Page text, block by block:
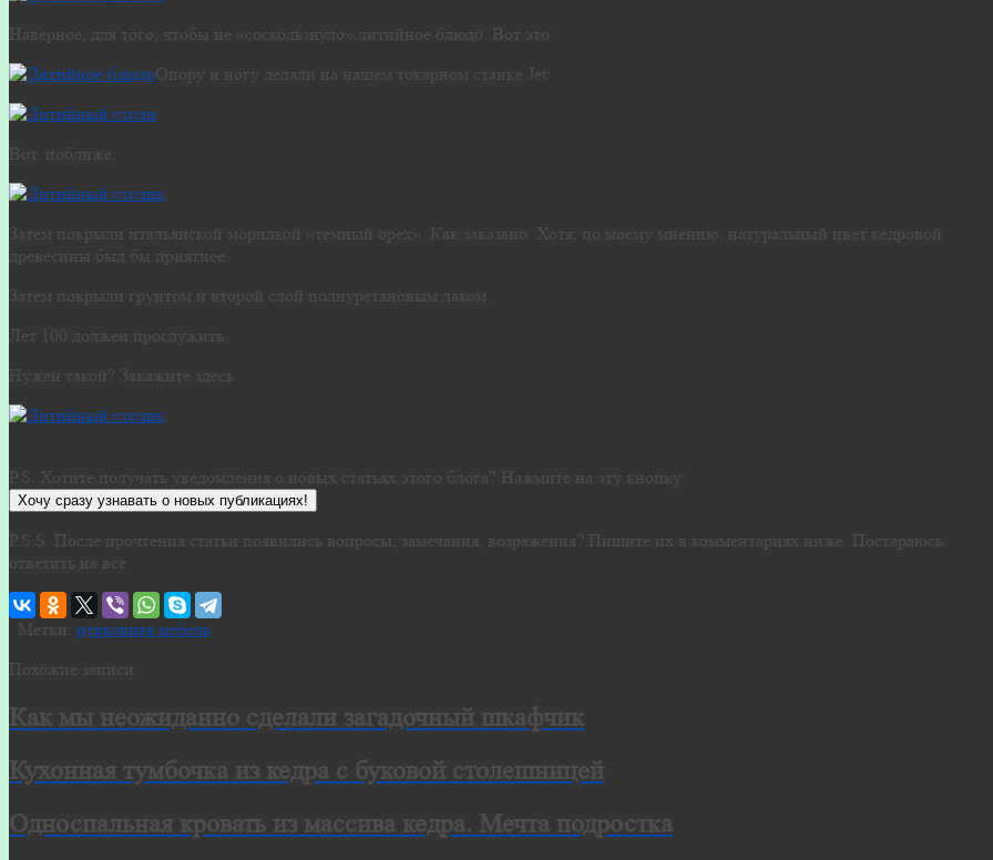
Наверное, для того, чтобы не «соскользнуло» литийное блюдо. Вот это:
Опору и ногу делали на нашем токарном станке Jet:
Вот, поближе:
Затем покрыли итальянской морилкой «темный орех». Как заказано. Хотя, по моему мнению, натуральный цвет кедровой
древесины был бы приятнее.
Затем покрыли грунтом и второй слой полиуретановым лаком.
Лет 100 должен прослужить.
Нужен такой? Закажите здесь
P.S. Хотите получать уведомления о новых статьях этого блога? Нажмите на эту кнопку:
Хочу сразу узнавать о новых публикациях!
P.S.S. После прочтения статьи появились вопросы, замечания, возражения? Пишите их в комментариях ниже. Постараюсь
ответить на все.
Метки: церковная мебель
Похожие записи
Как мы неожиданно сделали загадочный шкафчик
Кухонная тумбочка из кедра с буковой столешницей
Односпальная кровать из массива кедра. Мечта подростка